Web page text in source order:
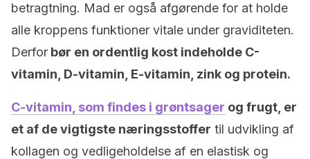
betragtning. Mad er også afgørende for at holde
alle kroppens funktioner vitale under graviditeten.
Derfor bør en ordentlig kost indeholde C-
vitamin, D-vitamin, E-vitamin, zink og protein.
C-vitamin, som findes i grøntsager og frugt, er
et af de vigtigste næringsstoffer til udvikling af
kollagen og vedligeholdelse af en elastisk og